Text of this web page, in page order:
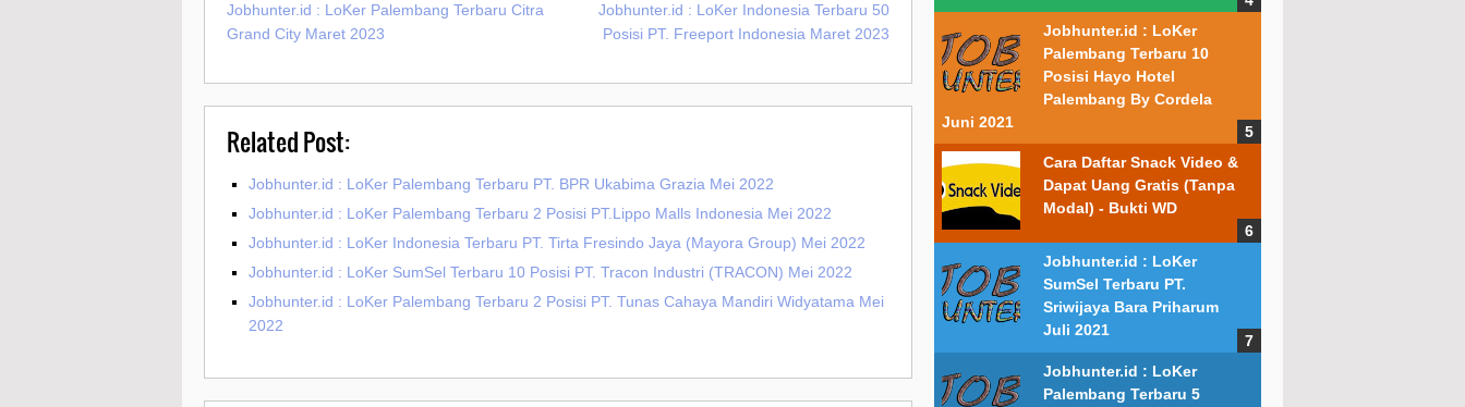
Jobhunter.id : LoKer Palembang Terbaru Citra
Grand City Maret 2023
Jobhunter.id : LoKer Indonesia Terbaru 50
Posisi PT. Freeport Indonesia Maret 2023
Related Post:
Jobhunter.id : LoKer Palembang Terbaru PT. BPR Ukabima Grazia Mei 2022
Jobhunter.id : LoKer Palembang Terbaru 2 Posisi PT.Lippo Malls Indonesia Mei 2022
Jobhunter.id : LoKer Indonesia Terbaru PT. Tirta Fresindo Jaya (Mayora Group) Mei 2022
Jobhunter.id : LoKer SumSel Terbaru 10 Posisi PT. Tracon Industri (TRACON) Mei 2022
Jobhunter.id : LoKer Palembang Terbaru 2 Posisi PT. Tunas Cahaya Mandiri Widyatama Mei
2022
Jobhunter.id : LoKer
Palembang Terbaru 10
Posisi Hayo Hotel
Palembang By Cordela
Juni 2021
Cara Daftar Snack Video &
Dapat Uang Gratis (Tanpa
Modal) - Bukti WD
Jobhunter.id : LoKer
SumSel Terbaru PT.
Sriwijaya Bara Priharum
Juli 2021
Jobhunter.id : LoKer
Palembang Terbaru 5